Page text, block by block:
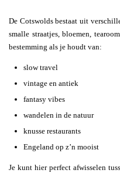
De Cotswolds bestaat uit
smalle straatjes, bloemen,
bestemming als je houdt van:
slow travel
vintage en antiek
fantasy vibes
wandelen in de natuur
knusse restaurants
Engeland op z’n mooist
Je kunt hier perfect afwisselen